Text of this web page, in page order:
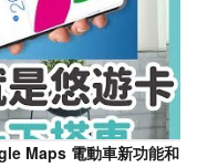
Maps 電動車新功能和